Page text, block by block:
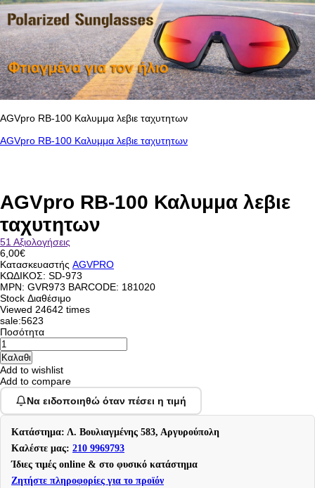
AGVpro RB-100 Καλυμμα λεβιε ταχυτητων
AGVpro RB-100 Καλυμμα λεβιε ταχυτητων
AGVpro RB-100 Καλυμμα λεβιε
ταχυτητων
51 Αξιολογήσεις
6,00€
Κατασκευαστής AGVPRO
ΚΩΔΙΚΟΣ: SD-973
MPN: GVR973 BARCODE: 181020
Stock Διαθέσιμο
Viewed 24642 times
sale:5623
Ποσότητα
Add to wishlist
Add to compare
Να ειδοποιηθώ όταν πέσει η τιμή
Κατάστημα: Λ. Βουλιαγμένης 583, Αργυρούπολη
Καλέστε μας: 210 9969793
Ίδιες τιμές online & στο φυσικό κατάστημα
Ζητήστε πληροφορίες για το προϊόν